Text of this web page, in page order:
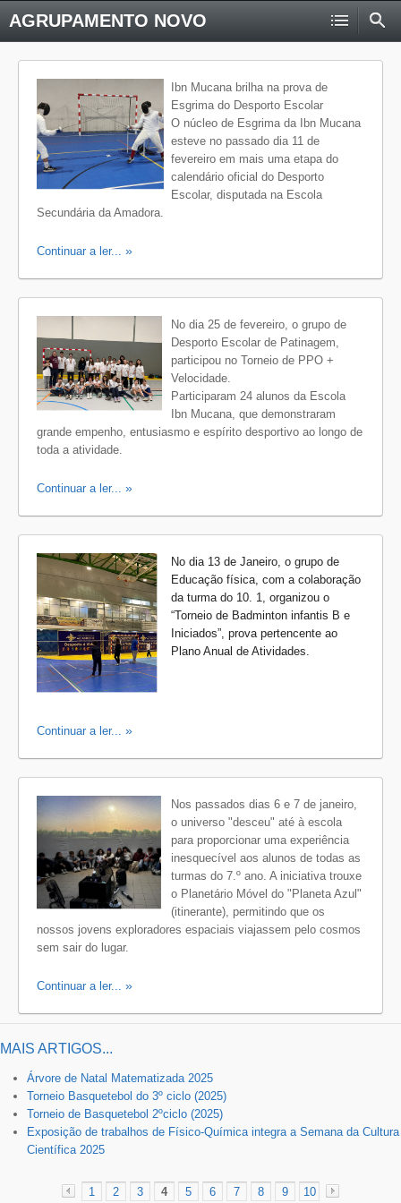
AGRUPAMENTO NOVO
Ibn Mucana brilha na prova de
Esgrima do Desporto Escolar
O núcleo de Esgrima da Ibn Mucana
esteve no passado dia 11 de
fevereiro em mais uma etapa do
calendário oficial do Desporto
Escolar, disputada na Escola
Secundária da Amadora.
Continuar a ler...
No dia 25 de fevereiro, o grupo de
Desporto Escolar de Patinagem,
participou no Torneio de PPO +
Velocidade.
Participaram 24 alunos da Escola
Ibn Mucana, que demonstraram
grande empenho, entusiasmo e espírito desportivo ao longo de
toda a atividade.
Continuar a ler...
No dia 13 de Janeiro, o grupo de
Educação física, com a colaboração
da turma do 10. 1, organizou o
“Torneio de Badminton infantis B e
Iniciados”, prova pertencente ao
Plano Anual de Atividades.
Continuar a ler...
Nos passados dias 6 e 7 de janeiro,
o universo "desceu" até à escola
para proporcionar uma experiência
inesquecível aos alunos de todas as
turmas do 7.º ano. A iniciativa trouxe
o Planetário Móvel do "Planeta Azul"
(itinerante), permitindo que os
nossos jovens exploradores espaciais viajassem pelo cosmos
sem sair do lugar.
Continuar a ler...
MAIS ARTIGOS...
Árvore de Natal Matematizada 2025
Torneio Basquetebol do 3º ciclo (2025)
Torneio de Basquetebol 2ºciclo (2025)
Exposição de trabalhos de Físico-Química integra a Semana da Cultura
Científica 2025
«
1 2 3 4 5 6 7 8 9 10